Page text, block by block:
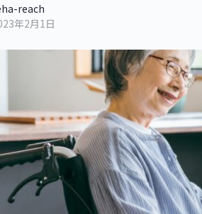
reach
年2月1日